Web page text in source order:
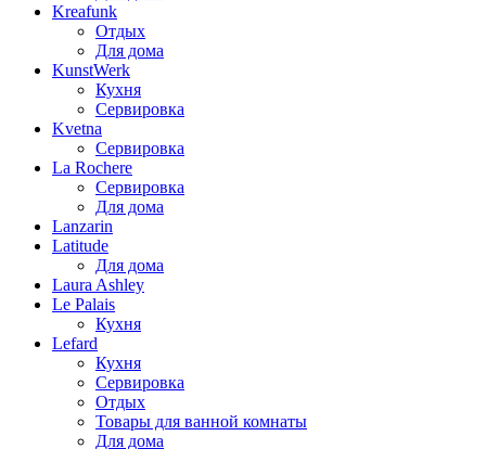
Kreafunk
Отдых
Для дома
KunstWerk
Кухня
Сервировка
Kvetna
Сервировка
La Rochere
Сервировка
Для дома
Lanzarin
Latitude
Для дома
Laura Ashley
Le Palais
Кухня
Lefard
Кухня
Сервировка
Отдых
Товары для ванной комнаты
Для дома